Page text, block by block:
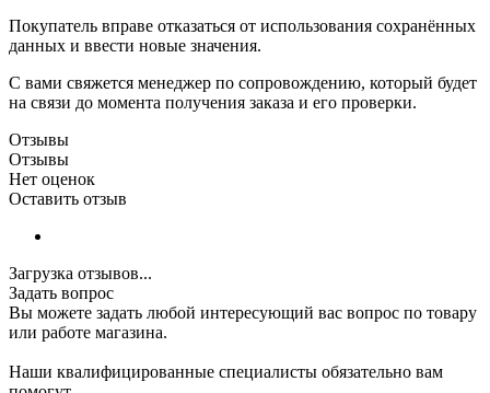
Покупатель вправе отказаться от использования сохранённых
данных и ввести новые значения.
С вами свяжется менеджер по сопровождению, который будет
на связи до момента получения заказа и его проверки.
Отзывы
Отзывы
Нет оценок
Оставить отзыв
Загрузка отзывов...
Задать вопрос
Вы можете задать любой интересующий вас вопрос по товару
или работе магазина.
Наши квалифицированные специалисты обязательно вам